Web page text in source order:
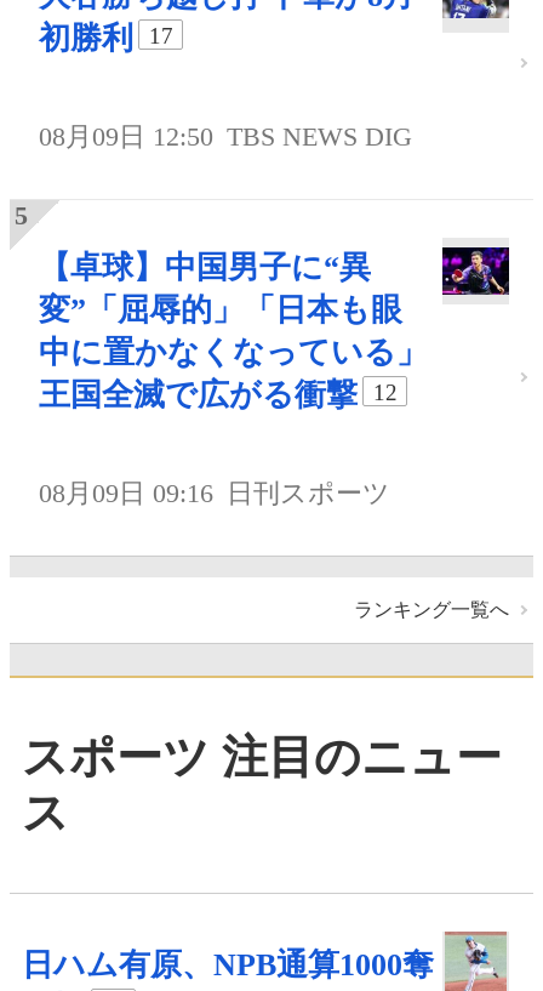
初勝利
17
08月09日 12:50 TBS NEWS DIG
【卓球】中国男子に“異
変”「屈辱的」「日本も眼
中に置かなくなっている」
王国全滅で広がる衝撃
12
08月09日 09:16 日刊スポーツ
ランキング一覧へ
スポーツ 注目のニュー
ス
日ハム有原、NPB通算1000奪